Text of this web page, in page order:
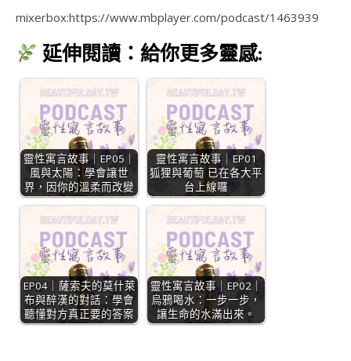
mixerbox:https://www.mbplayer.com/podcast/1463939
延伸閱讀：給你更多靈感:
靈性寓言故事｜EP05｜
風與太陽：學會讓世
界，因你的溫柔而改變
靈性寓言故事｜EP01
狐狸與葡萄 已在各大平
台上線囉
EP04｜薩索夫的莫什萊
布與醉漢的對話：學會
聽懂對方真正要的答案
靈性寓言故事｜EP02｜
烏鴉喝水：一步一步，
讓生命的水滿出來。